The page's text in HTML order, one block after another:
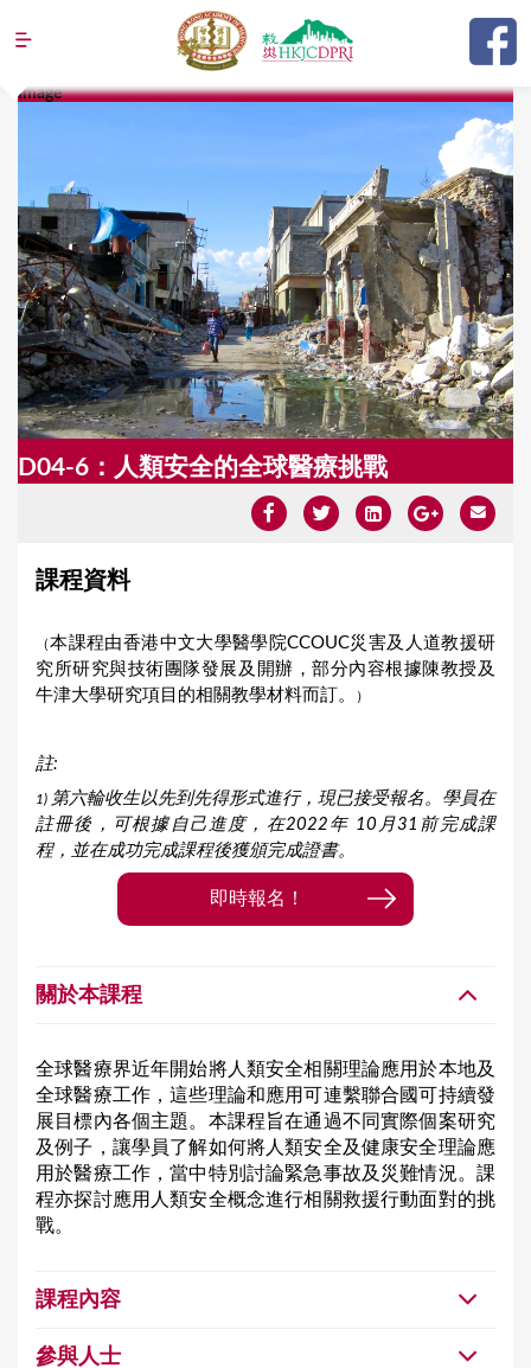
Jump to navigation
u
a
r
e
h
e
r
e
Image
D04-6：人類安全的全球醫療挑戰
課程資料
（本課程由香港中文大學醫學院CCOUC災害及人道教援研
究所研究與技術團隊發展及開辦，部分內容根據陳教授及
牛津大學研究項目的相關教學材料而訂。
）
註:
1) 第六輪收生以先到先得形式進行，現已接受報名。學員在
註冊後，可根據自己進度，在2022 年 10月31 前完成課
程，並在成功完成課程後獲頒完成證書。
即時報名！
關於本課程
全球醫療界近年開始將人類安全相關理論應用於本地及
全球醫療工作，這些理論和應用可連繫聯合國可持續發
展目標內各個主題。本課程旨在通過不同實際個案研究
及例子，讓學員了解如何將人類安全及健康安全理論應
用於醫療工作，當中特別討論緊急事故及災難情況。課
程亦探討應用人類安全概念進行相關救援行動面對的挑
戰。
課程內容
參與人士